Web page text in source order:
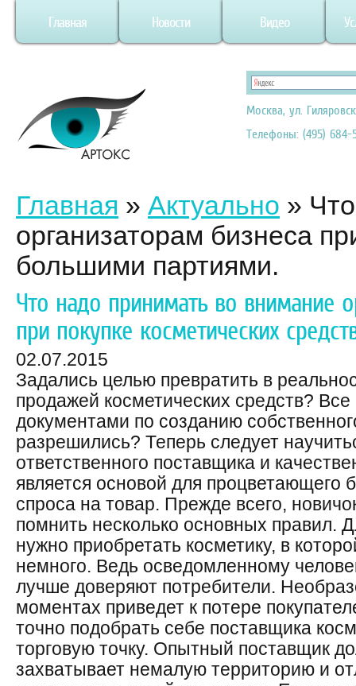
Главная Новости Видео
Москва, ул.
Телефоны: (495) 684-
Главная » Актуально »
организаторам бизнеса
большими партиями.
Что надо принимать во внимание
при покупке косметических
02.07.2015
Задались целью превратить в
продажей косметических средств?
документами по созданию
разрешились? Теперь следует
ответственного поставщика и
является основой для процветающего
спроса на товар. Прежде всего,
помнить несколько основных правил.
нужно приобретать косметику, в
немного. Ведь осведомленному
лучше доверяют потребители.
моментах приведет к потере
точно подобрать себе поставщика
торговую точку. Опытный поставщик
захватывает немалую территорию и